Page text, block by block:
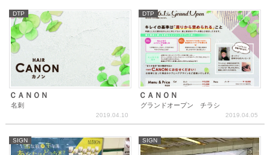
DTP
ＣＡＮＯＮ
2019.04.10
名刺
DTP
ＣＡＮＯＮ
2019.04.05
グランドオープン チラシ
SIGN SIGN